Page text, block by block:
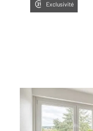
Exclusivité
ST MAX 54
2 , 2 pièces
Ref : 40679